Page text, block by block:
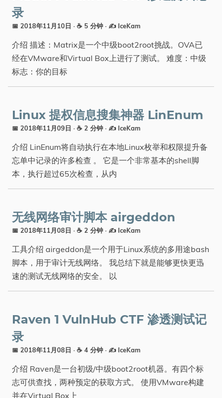
录
📅 2018年11月10日 · ☕ 5 分钟 · ✍️ IceKam
介绍 描述：Matrix是一个中级boot2root挑战。OVA已
经在VMware和Virtual Box上进行了测试。 难度：中级
标志：你的目标
Linux 提权信息搜集神器 LinEnum
📅 2018年11月09日 · ☕ 2 分钟 · ✍️ IceKam
介绍 LinEnum将自动执行在本地Linux枚举和权限提升备
忘单中记录的许多检查 。 它是一个非常基本的shell脚
本，执行超过65次检查，从内
无线网络审计脚本 airgeddon
📅 2018年11月08日 · ☕ 2 分钟 · ✍️ IceKam
工具介绍 airgeddon是一个用于Linux系统的多用途bash
脚本，用于审计无线网络。 我总结下就是能够更快更迅
速的测试无线网络的安全。 以
Raven 1 VulnHub CTF 渗透测试记
录
📅 2018年11月08日 · ☕ 4 分钟 · ✍️ IceKam
介绍 Raven是一台初级/中级boot2root机器。有四个标
志可供查找，两种预定的获取方式。 使用VMware构建
并在Virtual Box上